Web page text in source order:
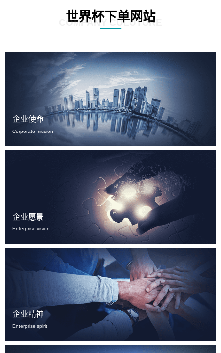
世界杯下单网站
COMPANY CULUTURE
企业使命
Corporate mission
企业愿景
Enterprise vision
企业精神
Enterprise spirit